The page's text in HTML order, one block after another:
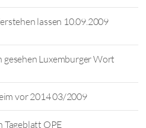
lassen 10.09.2009
Luxemburger Wort
vor 2014 03/2009
Tageblatt OPE